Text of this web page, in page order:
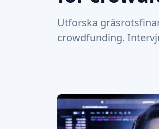
Utforska
crowdfunding.